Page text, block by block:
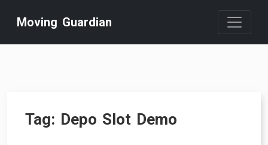
content
Moving Guardian
Tag: Depo Slot Demo